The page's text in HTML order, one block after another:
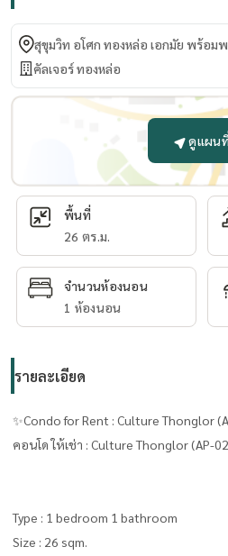
สุขุมวิท อโศก ทองหล่อ เอกมัย พร้อม
คัลเจอร์ ทองหล่อ
ดูแผน
พื้นที่
26 ตร.ม.
จำนวนห้องนอน
1 ห้องนอน
รายละเอียด
✨Condo for Rent : Culture Thonglor
คอนโด ให้เช่า : Culture Thonglor (AP-
Type : 1 bedroom 1 bathroom
Size : 26 sqm.